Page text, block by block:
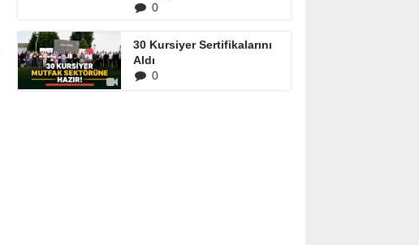
0
30 Kursiyer Sertifikalarını
Aldı
0